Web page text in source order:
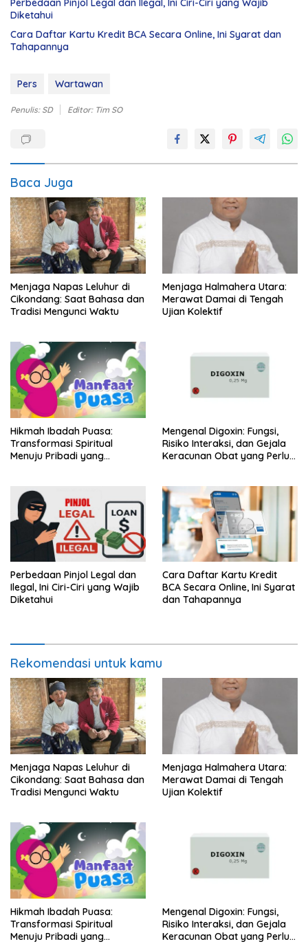
Perbedaan Pinjol Legal dan Ilegal, Ini Ciri-Ciri yang Wajib
Diketahui
Cara Daftar Kartu Kredit BCA Secara Online, Ini Syarat dan
Tahapannya
Pers Wartawan
Penulis: SD Editor: Tim SO
Baca Juga
Menjaga Napas Leluhur di
Cikondang: Saat Bahasa dan
Tradisi Mengunci Waktu
Menjaga Halmahera Utara:
Merawat Damai di Tengah
Ujian Kolektif
Hikmah Ibadah Puasa:
Transformasi Spiritual
Menuju Pribadi yang
Mengenal Digoxin: Fungsi,
Risiko Interaksi, dan Gejala
Keracunan Obat yang Perlu
Perbedaan Pinjol Legal dan
Ilegal, Ini Ciri-Ciri yang Wajib
Diketahui
Cara Daftar Kartu Kredit
BCA Secara Online, Ini Syarat
dan Tahapannya
Rekomendasi untuk kamu
Menjaga Napas Leluhur di
Cikondang: Saat Bahasa dan
Tradisi Mengunci Waktu
Menjaga Halmahera Utara:
Merawat Damai di Tengah
Ujian Kolektif
Hikmah Ibadah Puasa:
Transformasi Spiritual
Menuju Pribadi yang
Mengenal Digoxin: Fungsi,
Risiko Interaksi, dan Gejala
Keracunan Obat yang Perlu